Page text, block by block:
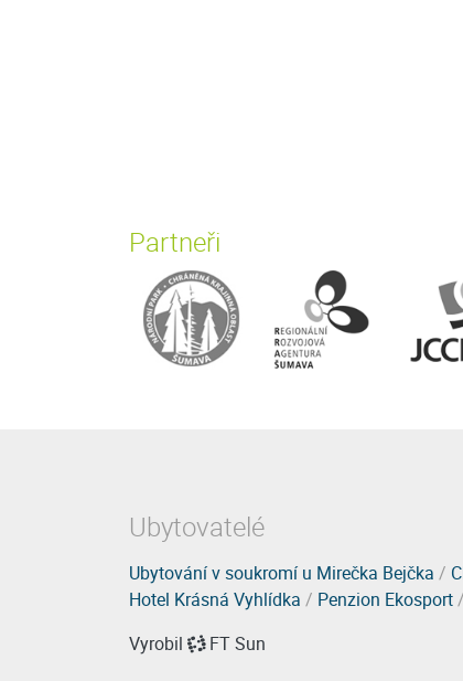
Partneři
Ubytovatelé
Ubytování v soukromí u Mirečka Bejčka /
Hotel Krásná Vyhlídka / Penzion Ekosport/
Vyrobil
FT Sun